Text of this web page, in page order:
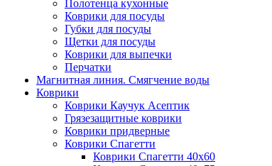
Полотенца кухонные
Коврики для посуды
Губки для посуды
Щетки для посуды
Коврики для выпечки
Перчатки
Магнитная линия. Смягчение воды
Коврики
Коврики Каучук Асептик
Грязезащитные коврики
Коврики придверные
Коврики Спагетти
Коврики Спагетти 40х60